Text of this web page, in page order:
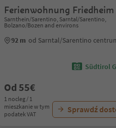
Ferienwohnung Friedheim
Sarnthein/Sarentino, Sarntal/Sarentino,
Bolzano/Bozen and environs
92 m od Sarntal/Sarentino
Südtirol
Od 55€
1 nocleg / 1
mieszkanie w tym
podatek VAT
Sprawdź